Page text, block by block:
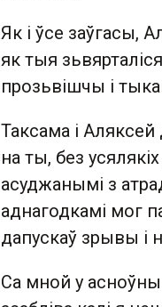
Як і ўсе заўгасы,
як тыя
прозьвішчы і
Таксама і Аляксей
на ты, без
асуджанымі з
аднагодкамі мог
дапускаў зрывы і
Са мной у